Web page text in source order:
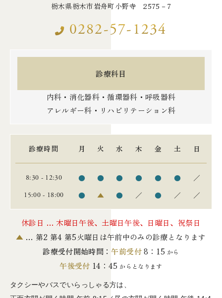
栃木県栃木市岩舟町小野寺 2575－7
0282-57-1234
診療科目
内科・消化器科・循環器科・呼吸器科
アレルギー科・リハビリテーション科
診療時間 月 火 水 木 金 土 日
8:30 - 12:30 ● ● ● ● ● ● ／
15:00 - 18:00 ● ▲ ● ／ ● ／ ／
休診日 … 木曜日午後、土曜日午後、日曜日、祝祭日
▲ … 第2 第4 第5火曜日は午前中のみの診療となります
診療受付開始時間：午前受付8：15 から
午後受付 14：45 からとなります
タクシーやバスでいらっしゃる方は、